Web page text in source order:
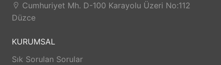
Cumhuriyet Mh. D-100 Karayolu Üzeri No:112
Düzce
KURUMSAL
Sık Sorulan Sorular